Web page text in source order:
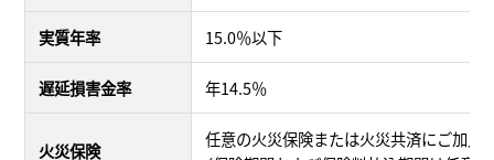
実質年率 15.0％以下
遅延損害金率 年14.5％
火災保険
任意の火災保険または火災共済にご加入